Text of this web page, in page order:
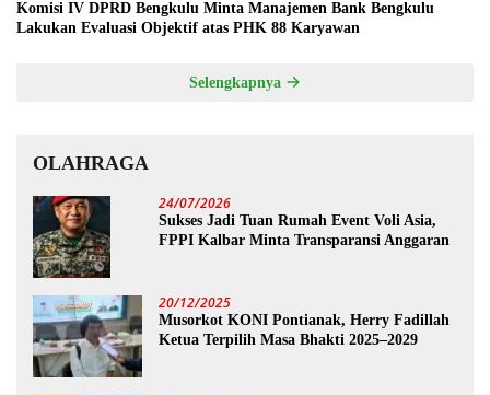
Komisi IV DPRD Bengkulu Minta Manajemen Bank Bengkulu
Lakukan Evaluasi Objektif atas PHK 88 Karyawan
Selengkapnya
OLAHRAGA
24/07/2026
Sukses Jadi Tuan Rumah Event Voli Asia,
FPPI Kalbar Minta Transparansi Anggaran
20/12/2025
Musorkot KONI Pontianak, Herry Fadillah
Ketua Terpilih Masa Bhakti 2025–2029